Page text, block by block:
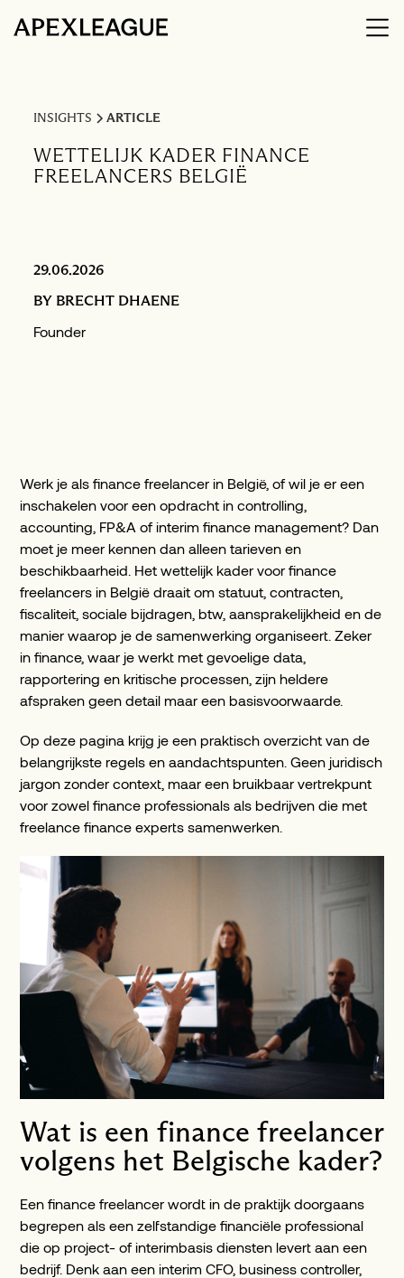
INSIGHTS ARTICLE
WETTELIJK KADER FINANCE
FREELANCERS BELGIË
29.06.2026
BY BRECHT DHAENE
Founder
Werk je als finance freelancer in België, of wil je er een
inschakelen voor een opdracht in controlling,
accounting, FP&A of interim finance management? Dan
moet je meer kennen dan alleen tarieven en
beschikbaarheid. Het wettelijk kader voor finance
freelancers in België draait om statuut, contracten,
fiscaliteit, sociale bijdragen, btw, aansprakelijkheid en de
manier waarop je de samenwerking organiseert. Zeker
in finance, waar je werkt met gevoelige data,
rapportering en kritische processen, zijn heldere
afspraken geen detail maar een basisvoorwaarde.
Op deze pagina krijg je een praktisch overzicht van de
belangrijkste regels en aandachtspunten. Geen juridisch
jargon zonder context, maar een bruikbaar vertrekpunt
voor zowel finance professionals als bedrijven die met
freelance finance experts samenwerken.
Wat is een finance freelancer
volgens het Belgische kader?
Een finance freelancer wordt in de praktijk doorgaans
begrepen als een zelfstandige financiële professional
die op project- of interimbasis diensten levert aan een
bedrijf. Denk aan een interim CFO, business controller,